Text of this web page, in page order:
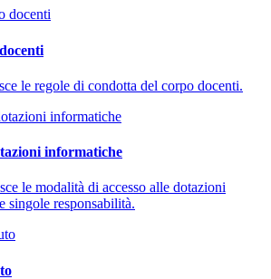
le regole di condotta del corpo docenti.
informatiche
le modalità di accesso alle dotazioni
singole responsabilità.